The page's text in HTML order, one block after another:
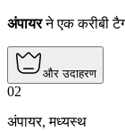
अंपायरने एक करीबी
और उदाहरण
02
अंपायर,मध्यस्थ